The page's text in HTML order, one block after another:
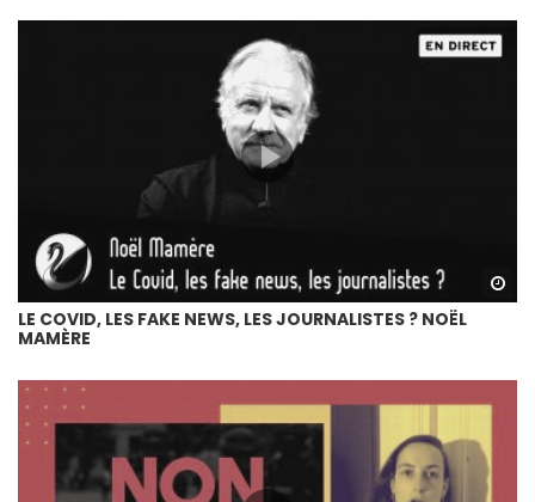
LE COVID, LES FAKE NEWS, LES JOURNALISTES ? NOËL
MAMÈRE